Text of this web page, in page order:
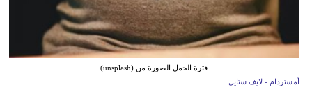
فترة الحمل الصورة من (unsplash)
أمستردام - لايف ستايل